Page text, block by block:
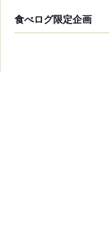
食べログ限定企画